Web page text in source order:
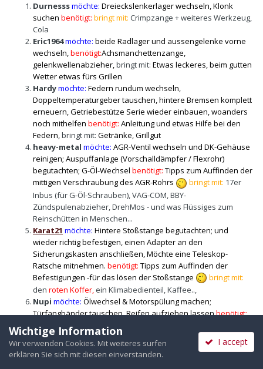
Durnesssmöchte: Dreieckslenkerlager wechseln, Klonk
suchen benötigt: bringt mit: Crimpzange + weiteres Werkzeug,
Cola
Eric1964möchte: beide Radlager und aussengelenke vorne
wechseln,benötigt:Achsmanchettenzange,
gelenkwellenabzieher,bringt mit: Etwas leckeres, beim gutten
Wetter etwas fürs Grillen
Hardymöchte: Federn rundum wechseln,
Doppeltemperaturgeber tauschen, hintere Bremsen komplett
erneuern, Getriebestütze Serie wieder einbauen, woanders
noch mithelfen benötigt: Anleitung und etwas Hilfe bei den
Federn,bringt mit: Getränke, Grillgut
heavy-metal möchte: AGR-Ventil wechseln und DK-Gehäuse
reinigen; Auspuffanlage (Vorschalldämpfer / Flexrohr)
begutachten; G-Öl-Wechsel benötigt: Tipps zum Auffinden der
mittigen Verschraubung des AGR-Rohrs
bringt mit: 17er
Inbus (für G-Öl-Schrauben), VAG-COM, BBY-
Zündspulenabzieher, DrehMos - und was Flüssiges zum
Reinschütten in Menschen...
Karat21 möchte: Hintere Stoßstange begutachten; und
wieder richtig befestigen, einen Adapter an den
Sicherungskasten anschließen, Möchte eine Teleskop-
Ratsche mitnehmen. benötigt: Tipps zum Auffinden der
Befestigungen -für das lösen der Stoßstange
bringt mit:
den roten Koffer, ein Klimabedienteil, Kaffee..,
Nupi möchte: Ölwechsel & Motorspülung machen;
Türfangbänder tauschen, Reifen aufziehen lassenbenötigt:
eine Bühne und evt. eine helfende Hand
Werkzeug, und etwas Nahrung.
Idlermöchte:dies uns das was halt so anliegt, und JT Fotos
tauschen benötigt:jemanden der mir VCDS erklärt ?
Wichtige Information
Wir verwenden Cookies. Mit weiteres surfen
erklären Sie sich mit diesen einverstanden.
I accept